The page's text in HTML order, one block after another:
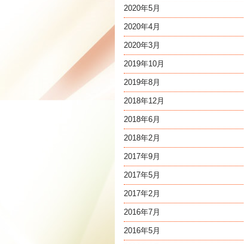
2020年5月
2020年4月
2020年3月
2019年10月
2019年8月
2018年12月
2018年6月
2018年2月
2017年9月
2017年5月
2017年2月
2016年7月
2016年5月